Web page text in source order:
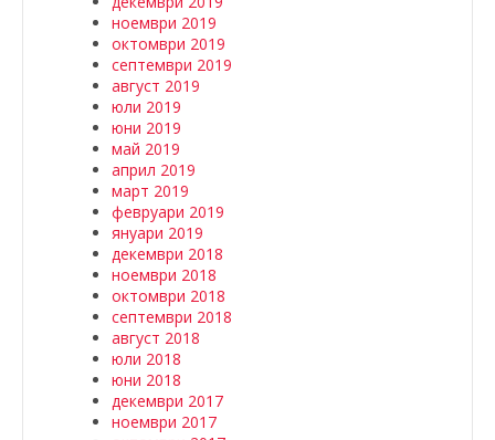
ноември 2019
октомври 2019
септември 2019
август 2019
юли 2019
юни 2019
май 2019
април 2019
март 2019
февруари 2019
януари 2019
декември 2018
ноември 2018
октомври 2018
септември 2018
август 2018
юли 2018
юни 2018
декември 2017
ноември 2017